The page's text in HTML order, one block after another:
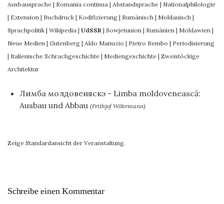
Ausbausprache | Romania continua | Abstandsprache | Nationalphilologie
| Extension | Buchdruck | Kodifizierung | Rumänisch | Moldauisch |
Sprachpolitik | Wikipedia | UdSSR | Sowjetunion | Rumänien | Moldawien |
Neue Medien | Gutenberg | Aldo Manuzio | Pietro Bembo | Periodisierung
| Italienische Schrachgeschichte | Mediengeschichte | Zweistöckige
Architektur
Лимба молдовеняскэ - Limba moldovenească:
Ausbau und Abbau (Frithjof Wöhrmann)
Zeige Standardansicht der Veranstaltung.
Schreibe einen Kommentar